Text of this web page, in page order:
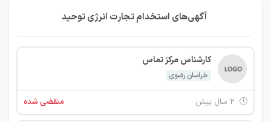
آگهی‌های استخدام تجارت انرژی توحید
کارشناس مرکز تماس
خراسان رضوی
منقضی شده